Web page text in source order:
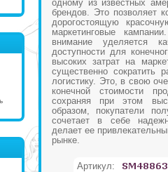
одному из известных
брендов. Это позволяет
дорогостоящую
маркетинговые
внимание уделяется
доступности для
высоких затрат на
существенно сократить
логистику. Это, в свою
конечной стоимости
сохраняя при этом
образом, покупатели
сочетает в себе
делает ее
рынке.
Артикул: